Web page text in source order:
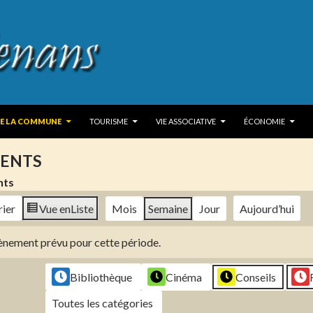
LA COMMUNE
TOURISME VIE ASSOCIATIVE ÉCONOMIE
Vue enListe Mois Semaine Jour Aujourd’hui
prévu pour cette période.
Bibliothèque Cinéma Conseils
Toutes les catégories